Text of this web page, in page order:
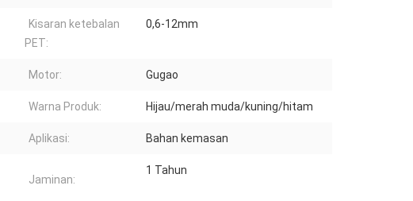
Kisaran ketebalan
PET:
0,6-12mm
Motor: Gugao
Warna Produk: Hijau/merah muda/kuning/hitam
Aplikasi: Bahan kemasan
Jaminan:
1 Tahun